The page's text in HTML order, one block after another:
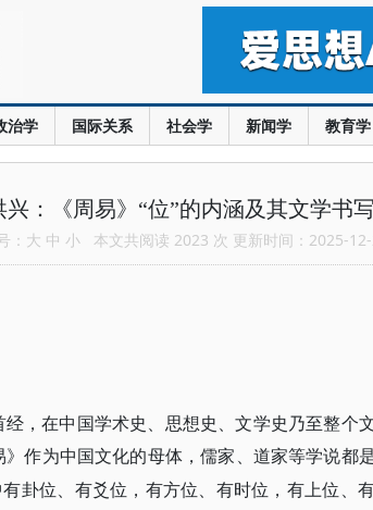
治学 国际关系 社会学 新闻学 教育学
兴：《周易》“位”的内涵及其文学书
： 大 中 小 本文共阅读 2023 次 更新时间：2025-
经，在中国学术史、思想史、文学史乃至整个
作为中国文化的母体，儒家、道家等学说都
有卦位、有爻位，有方位、有时位，有上位、